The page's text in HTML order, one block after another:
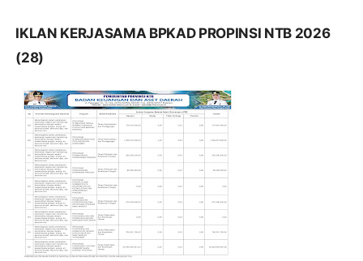
IKLAN KERJASAMA BPKAD PROPINSI NTB 2026
(28)